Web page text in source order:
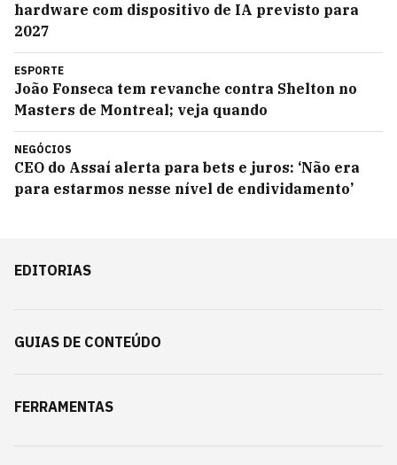
hardware com dispositivo de IA previsto para
2027
ESPORTE
João Fonseca tem revanche contra Shelton no
Masters de Montreal; veja quando
NEGÓCIOS
CEO do Assaí alerta para bets e juros: ‘Não era
para estarmos nesse nível de endividamento’
EDITORIAS
GUIAS DE CONTEÚDO
FERRAMENTAS